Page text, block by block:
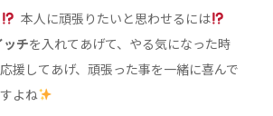
本人に頑張りたいと思わせるには
チを入れてあげて、やる気になった時
援してあげ、頑張った事を一緒に喜んで
よね